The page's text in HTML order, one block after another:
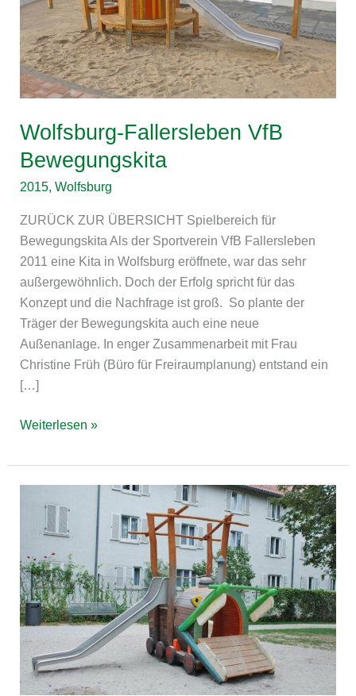
Wolfsburg-Fallersleben VfB
Bewegungskita
2015,Wolfsburg
ZURÜCK ZUR ÜBERSICHT Spielbereich für
Bewegungskita Als der Sportverein VfB Fallersleben
2011 eine Kita in Wolfsburg eröffnete, war das sehr
außergewöhnlich. Doch der Erfolg spricht für das
Konzept und die Nachfrage ist groß. So plante der
Träger der Bewegungskita auch eine neue
Außenanlage. In enger Zusammenarbeit mit Frau
Christine Früh (Büro für Freiraumplanung) entstand ein
[…]
Weiterlesen »
Rostockerstr